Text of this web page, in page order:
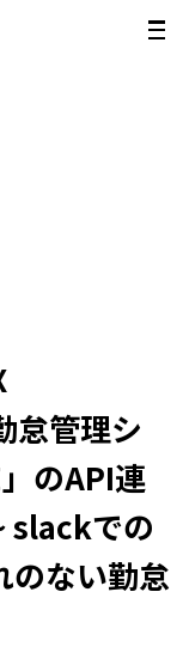
怠管理シ
のAPI連
slackでの
のない勤怠